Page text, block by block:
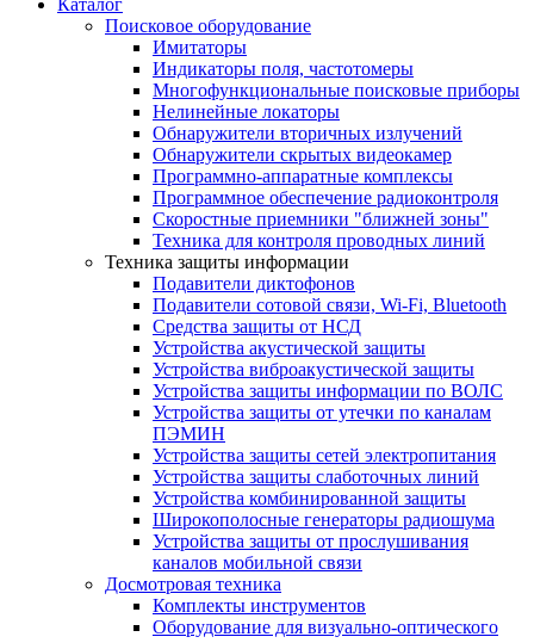
Поисковое оборудование
Имитаторы
Индикаторы поля, частотомеры
Многофункциональные поисковые приборы
Нелинейные локаторы
Обнаружители вторичных излучений
Обнаружители скрытых видеокамер
Программно-аппаратные комплексы
Программное обеспечение радиоконтроля
Скоростные приемники "ближней зоны"
Техника для контроля проводных линий
Техника защиты информации
Подавители диктофонов
Подавители сотовой связи, Wi-Fi, Bluetooth
Средства защиты от НСД
Устройства акустической защиты
Устройства виброакустической защиты
Устройства защиты информации по ВОЛС
Устройства защиты от утечки по каналам
ПЭМИН
Устройства защиты сетей электропитания
Устройства защиты слаботочных линий
Устройства комбинированной защиты
Широкополосные генераторы радиошума
Устройства защиты от прослушивания
каналов мобильной связи
Досмотровая техника
Комплекты инструментов
Оборудование для визуально-оптического